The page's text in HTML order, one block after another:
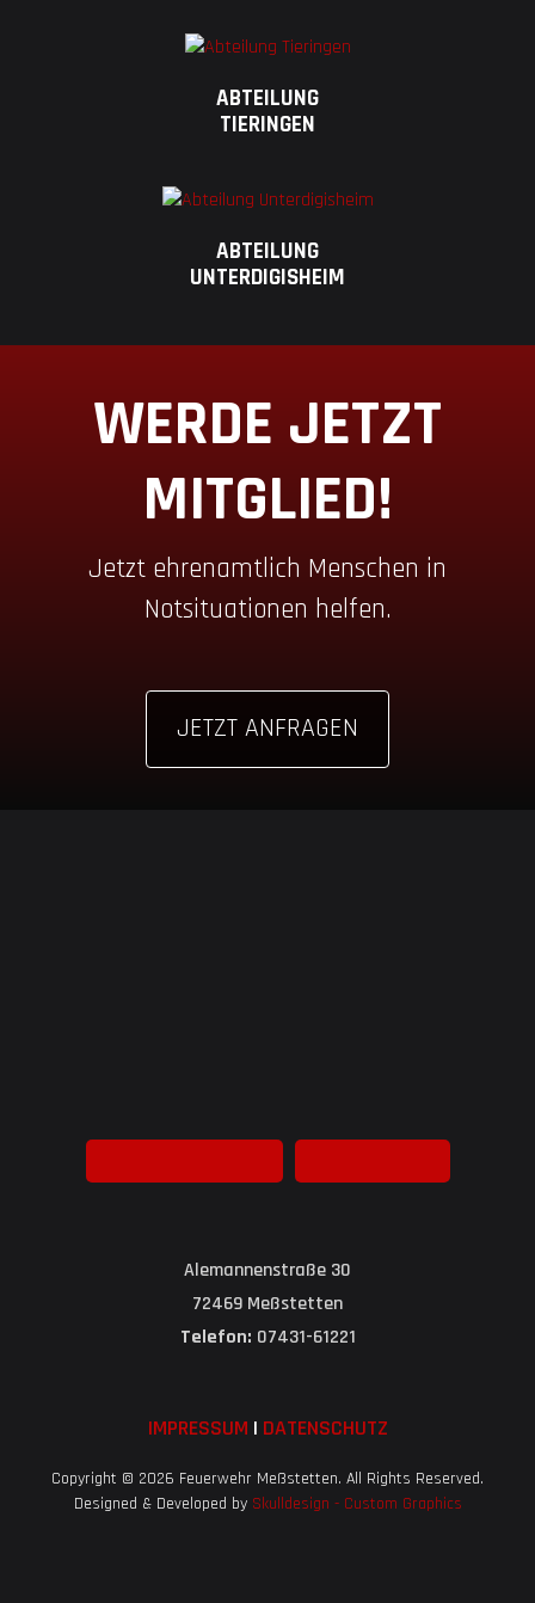
ABTEILUNG
TIERINGEN
ABTEILUNG
UNTERDIGISHEIM
WERDE JETZT
MITGLIED!
Jetzt ehrenamtlich Menschen in
Notsituationen helfen.
JETZT ANFRAGEN
IMPRESSUM |DATENSCHUTZ